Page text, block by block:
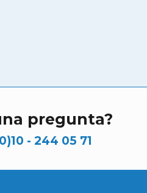
pregunta?
- 244 05 71